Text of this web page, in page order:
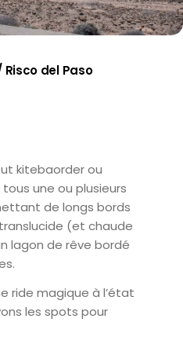
del Paso
kitebaorder ou
une ou plusieurs
de longs bords
(et chaude
lagon de rêve bordé
ride magique à l’état
les spots pour